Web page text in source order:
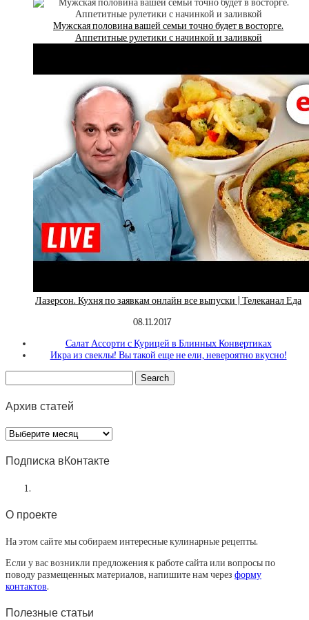
Мужская половина вашей семьи точно будет в восторге.
Аппетитные рулетики с начинкой и заливкой
Лазерсон. Кухня по заявкам онлайн все выпуски | Телеканал Еда
08.11.2017
Салат Ассорти с Курицей в Блинных Конвертиках
Икра из свеклы! Вы такой еще не ели, невероятно вкусно!
Архив статей
Архив
статей
Подписка вКонтакте
О проекте
На этом сайте мы собираем интересные кулинарные рецепты.
Если у вас возникли предложения к работе сайта или вопросы по
поводу размещенных материалов, напишите нам через форму
контактов.
Полезные статьи